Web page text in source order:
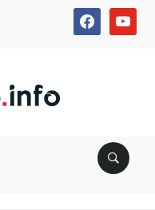
facebookyoutube